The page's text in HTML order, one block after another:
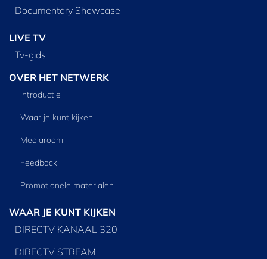
Documentary Showcase
LIVE TV
Tv‑gids
OVER HET NETWERK
Introductie
Waar je kunt kijken
Mediaroom
Feedback
Promotionele materialen
WAAR JE KUNT KIJKEN
DIRECTV KANAAL 320
DIRECTV STREAM